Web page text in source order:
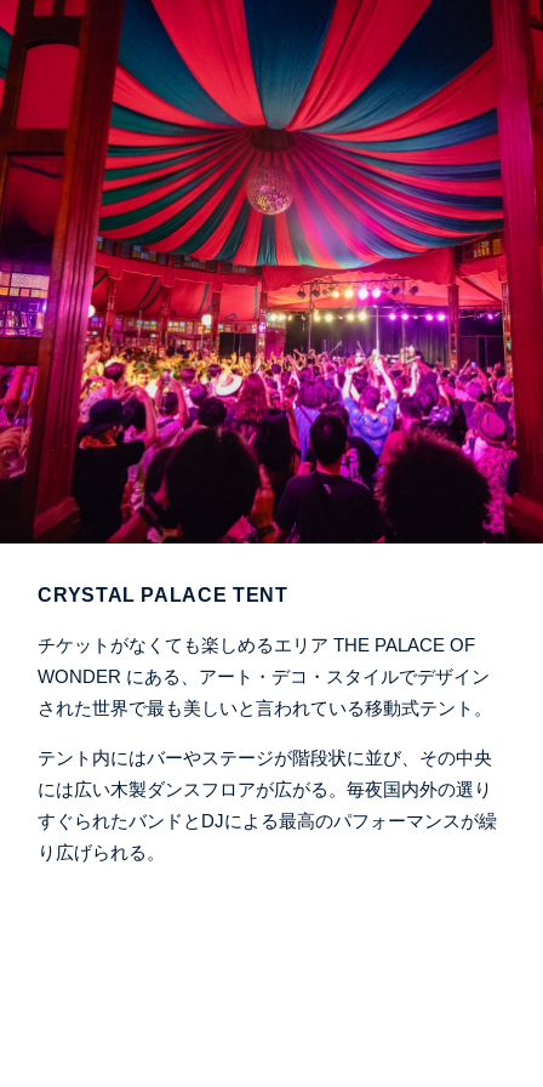
CRYSTAL PALACE TENT
チケットがなくても楽しめるエリア THE PALACE OF
WONDER にある、アート・デコ・スタイルでデザイン
された世界で最も美しいと言われている移動式テント。
テント内にはバーやステージが階段状に並び、その中央
には広い木製ダンスフロアが広がる。毎夜国内外の選り
すぐられたバンドとDJによる最高のパフォーマンスが繰
り広げられる。